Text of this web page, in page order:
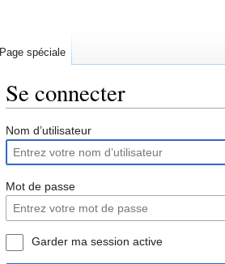
Se connecter
Aller
la
navigation
Aller
la
recherche
Nom d’utilisateur
Mot de passe
Garder ma session active
Page spéciale